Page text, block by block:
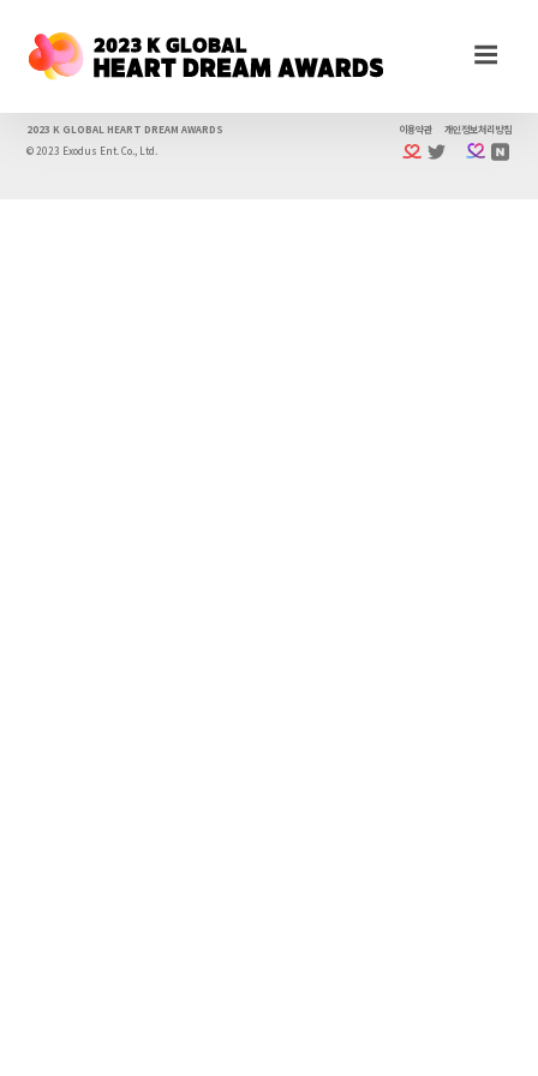
2023 K GLOBAL HEART DREAM AWARDS 이용약관
개인정보처리방침
© 2023 Exodus Ent. Co., Ltd.